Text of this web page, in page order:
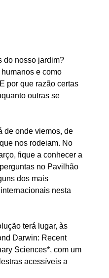
do nosso jardim?
e como
por que razão certas
outras se
de onde viemos, de
nos rodeiam. No
fique a conhecer a
no Pavilhão
dos mais
nesta
terá lugar, às
Darwin: Recent
Sciences*, com um
acessíveis a